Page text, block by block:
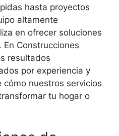
hasta proyectos
altamente
en ofrecer soluciones
Construcciones
resultados
por experiencia y
cómo nuestros servicios
tu hogar o